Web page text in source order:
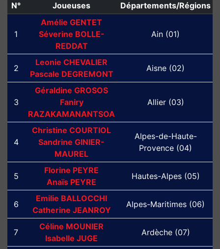
N° Joueuses Départements/Régions
1
Amélie GENTET
Séverine BOLLE-
REDDAT
Ain (01)
2
Leonie CHEVALIER
Pascale DEGREMONT
Aisne (02)
3
Géraldine GROSOS
Faniry
RAZAKAMANANTSOA
Allier (03)
4
Christine COURTIOL
Sandrine GINIER-
MAUREL
Alpes-de-Haute-
Provence (04)
5
Florine PEYRE
Anaïs PEYRE
Hautes-Alpes (05)
6
Emilie BALLOCCHI
Catherine JEANROY
Alpes-Maritimes (06)
7
Céline MOUNIER
Isabelle JUGE
Ardèche (07)